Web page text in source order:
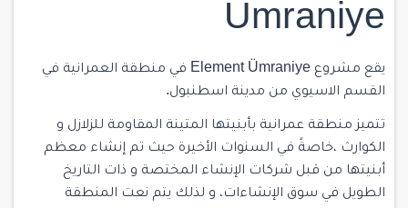
Ümraniye
يقع مشروع Element Ümraniye في منطقة العمرانية في
القسم الاسيوي من مدينة اسطنبول.
تتميز منطقة عمرانية بأبنيتها المتينة المقاومة للزلازل و
الكوارث ،خاصةً في السنوات الأخيرة حيث تم إنشاء معظم
أبنيتها من قبل شركات الإنشاء المختصة و ذات التاريخ
الطويل في سوق الإنشاءات، و لذلك يتم نعت المنطقة